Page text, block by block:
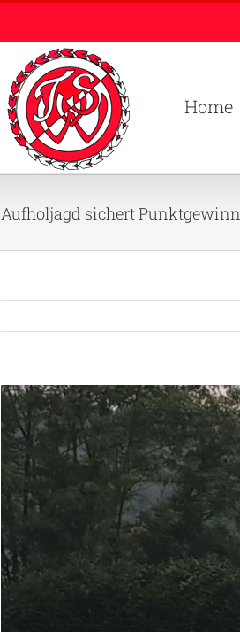
Home
Aufholjagd sichert Punktgewinn
Zeige
grösseres
Bild